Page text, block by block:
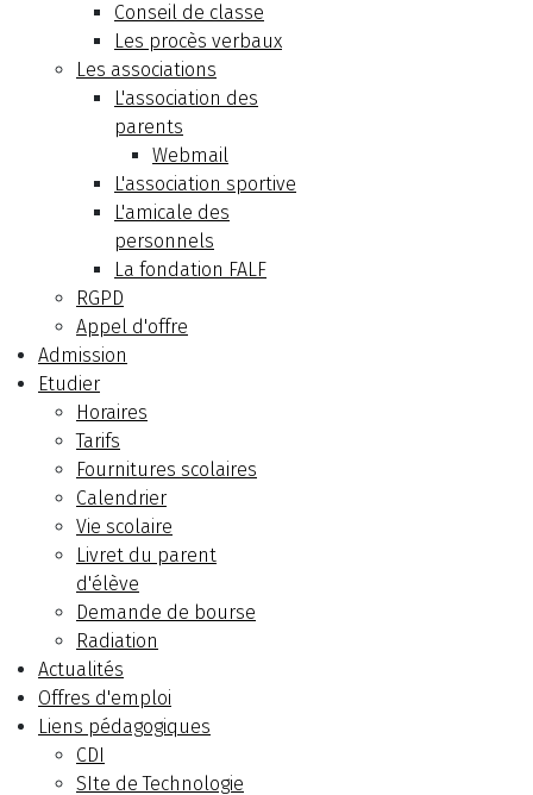
Conseil de classe
Les procès verbaux
Les associations
L'association des
parents
Webmail
L'association sportive
L'amicale des
personnels
La fondation FALF
RGPD
Appel d'offre
Admission
Etudier
Horaires
Tarifs
Fournitures scolaires
Calendrier
Vie scolaire
Livret du parent
d'élève
Demande de bourse
Radiation
Actualités
Offres d'emploi
Liens pédagogiques
CDI
SIte de Technologie